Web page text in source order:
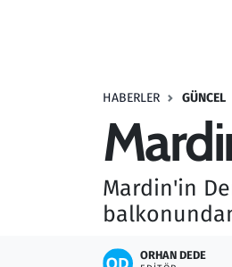
HABERLER GÜNCEL
Mardin'in
ORHAN DEDE
Savunma Sanayi
Seçim 2023